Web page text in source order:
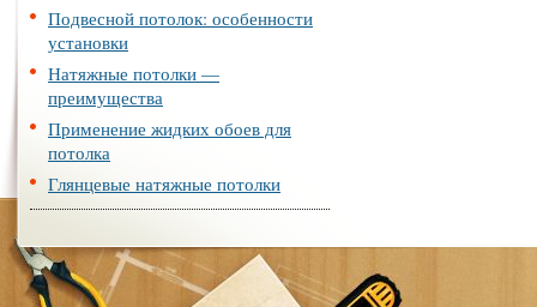
Подвесной потолок: особенности
установки
Натяжные потолки —
преимущества
Применение жидких обоев для
потолка
Глянцевые натяжные потолки